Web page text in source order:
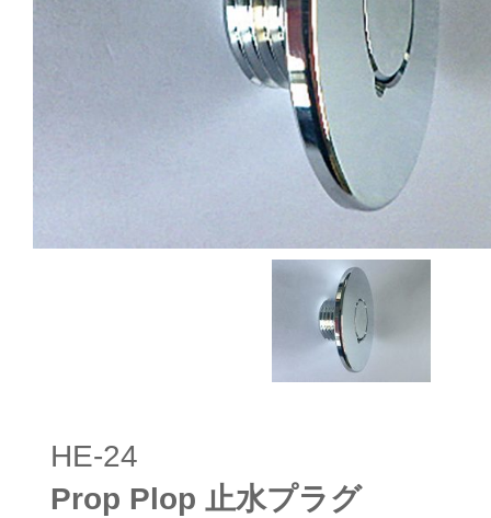
HE-24
Prop Plop 止水プラグ